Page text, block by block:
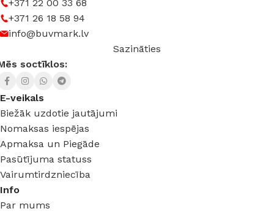
SPRIEGUMS AC:230 V
+371 22 00 33 68
+371 26 18 58 94
info@buvmark.lv
Sazināties
soctīklos:
E-veikals
Biežāk uzdotie jautājumi
Nomaksas iespējas
Apmaksa un Piegāde
Pasūtījuma statuss
Vairumtirdzniecība
Info
Par mums